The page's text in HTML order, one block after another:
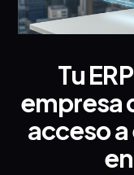
Tu
empresa
acceso